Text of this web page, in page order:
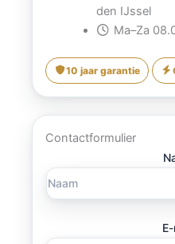
den IJssel
Ma–Za
10 jaar garantie
Contactformulier